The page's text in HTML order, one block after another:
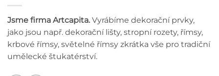
Jsme firma Artcapita. Vyrábíme dekorační prvky,
jako jsou např. dekorační lišty, stropní rozety, římsy,
krbové římsy, světelné římsy zkrátka vše pro tradiční
umělecké štukatérství.